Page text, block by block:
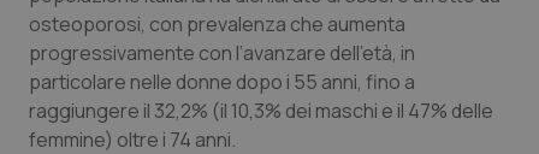
Provincia Autonoma di Trento
Puglia
Ipertensione & Scompenso
Malattie rare
osteoporosi, con prevalenza che aumenta
progressivamente con l’avanzare dell’età, in
particolare nelle donne dopo i 55 anni, fino a
raggiungere il 32,2% (il 10,3% dei maschi e il 47% delle
femmine) oltre i 74 anni.